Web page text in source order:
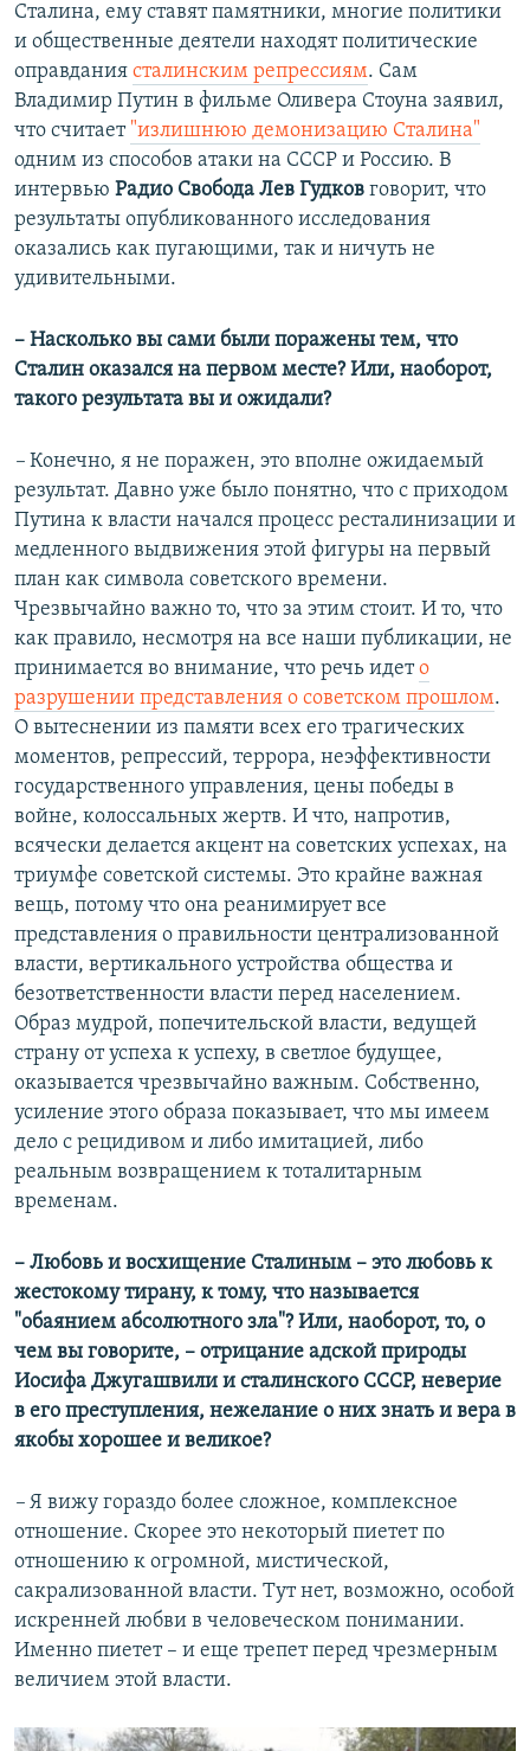
Сталина, ему ставят памятники, многие политики
и общественные деятели находят политические
оправдания сталинским репрессиям. Сам
Владимир Путин в фильме Оливера Стоуна заявил,
что считает "излишнюю демонизацию Сталина"
одним из способов атаки на СССР и Россию. В
интервью Радио Свобода Лев Гудков говорит, что
результаты опубликованного исследования
оказались как пугающими, так и ничуть не
удивительными.
​– Насколько вы сами были поражены тем, что
Сталин оказался на первом месте? Или, наоборот,
такого результата вы и ожидали?
– Конечно, я не поражен, это вполне ожидаемый
результат. Давно уже было понятно, что с приходом
Путина к власти начался процесс ресталинизации и
медленного выдвижения этой фигуры на первый
план как символа советского времени.
Чрезвычайно важно то, что за этим стоит. И то, что
как правило, несмотря на все наши публикации, не
принимается во внимание, что речь идето
разрушении представления о советском прошлом.
О вытеснении из памяти всех его трагических
моментов, репрессий, террора, неэффективности
государственного управления, цены победы в
войне, колоссальных жертв. И что, напротив,
всячески делается акцент на советских успехах, на
триумфе советской системы. Это крайне важная
вещь, потому что она реанимирует все
представления о правильности централизованной
власти, вертикального устройства общества и
безответственности власти перед населением.
Образ мудрой, попечительской власти, ведущей
страну от успеха к успеху, в светлое будущее,
оказывается чрезвычайно важным. Собственно,
усиление этого образа показывает, что мы имеем
дело с рецидивом и либо имитацией, либо
реальным возвращением к тоталитарным
временам.
– Любовь и восхищение Сталиным – это любовь к
жестокому тирану, к тому, что называется
"обаянием абсолютного зла"? Или, наоборот, то, о
чем вы говорите, – отрицание адской природы
Иосифа Джугашвили и сталинского СССР, неверие
в его преступления, нежелание о них знать и вера в
якобы хорошее и великое?
– Я вижу гораздо более сложное, комплексное
отношение. Скорее это некоторый пиетет по
отношению к огромной, мистической,
сакрализованной власти. Тут нет, возможно, особой
искренней любви в человеческом понимании.
Именно пиетет – и еще трепет перед чрезмерным
величием этой власти.